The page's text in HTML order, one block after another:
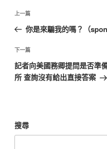
文
導
覽
上
一
文
章
上一篇
你是來騙我的嗎？（
下
一
篇
下一篇
記者向美國務卿提問是否準
所 查詢沒有給出直接答案
搜尋